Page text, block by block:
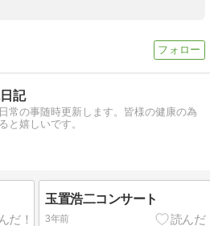
記
常の事随時更新します。皆様の健康の為
と嬉しいです。
玉置浩二コンサート
3年前